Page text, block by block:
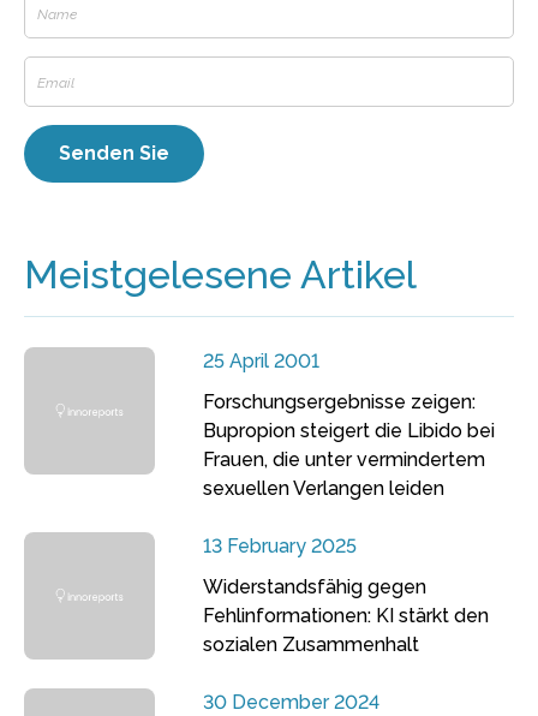
Meistgelesene Artikel
25 April 2001
Forschungsergebnisse zeigen:
Bupropion steigert die Libido bei
Frauen, die unter vermindertem
sexuellen Verlangen leiden
13 February 2025
Widerstandsfähig gegen
Fehlinformationen: KI stärkt den
sozialen Zusammenhalt
30 December 2024